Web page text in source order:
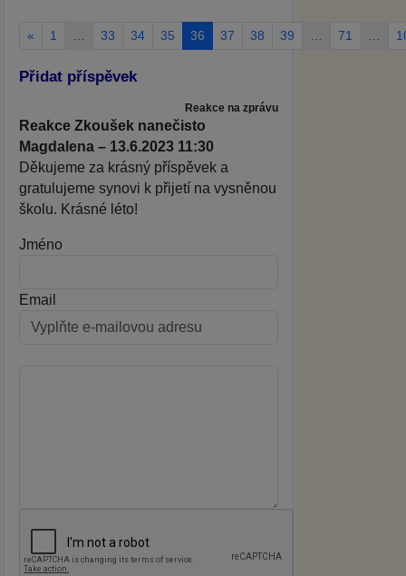
« 1 33 34 35 36 37 38 39 71
Přidat příspěvek
Reakce na zprávu
Reakce Zkoušek nanečisto
Magdalena – 13.6.2023 11:30
Děkujeme za krásný příspěvek a
gratulujeme synovi k přijetí na vysněnou
školu. Krásné léto!
Jméno
Email